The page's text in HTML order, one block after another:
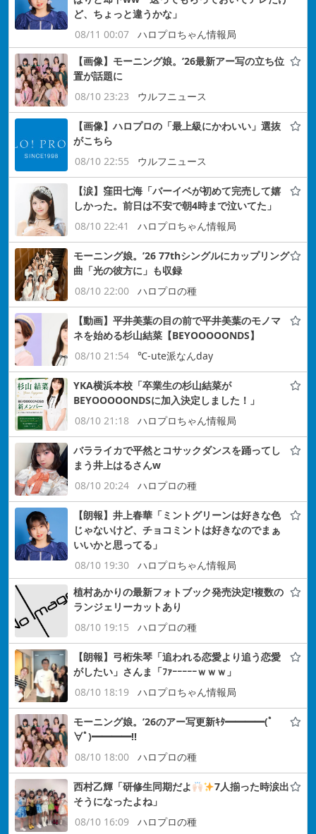
ど、ちょっと違うかな」
08/11 00:07
ハロプロちゃん情報局
【画像】モーニング娘。’26最新アー写の立ち位
置が話題に
08/10 23:23
ウルフニュース
【画像】ハロプロの「最上級にかわいい」選抜
がこちら
08/10 22:55
ウルフニュース
【涙】窪田七海「バーイベが初めて完売して嬉
しかった。前日は不安で朝4時まで泣いてた」
08/10 22:41
ハロプロちゃん情報局
モーニング娘。’26 77thシングルにカップリング
曲「光の彼方に」も収録
08/10 22:00
ハロプロの種
【動画】平井美葉の目の前で平井美葉のモノマ
ネを始める杉山結菜【BEYOOOOONDS】
08/10 21:54
℃-ute派なんday
YKA横浜本校「卒業生の杉山結菜が
BEYOOOOONDSに加入決定しました！」
08/10 21:18
ハロプロちゃん情報局
バラライカで平然とコサックダンスを踊ってし
まう井上はるさんw
08/10 20:24
ハロプロの種
【朗報】井上春華「ミントグリーンは好きな色
じゃないけど、チョコミントは好きなのでまぁ
いいかと思ってる」
08/10 19:30
ハロプロちゃん情報局
植村あかりの最新フォトブック発売決定!複数の
ランジェリーカットあり
08/10 19:15
ハロプロの種
【朗報】弓桁朱琴「追われる恋愛より追う恋愛
がしたい」さんま「ﾌｧｰｰｰｰｰｗｗｗ」
08/10 18:19
ハロプロちゃん情報局
モーニング娘。’26のアー写更新ｷﾀ━━━━(ﾟ
∀ﾟ)━━━━!!
08/10 18:00
ハロプロの種
西村乙輝「研修生同期だよ
7人揃った時涙出
そうになったよね」
08/10 16:09
ハロプロの種